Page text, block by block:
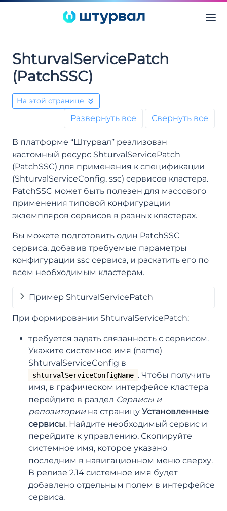
ShturvalServicePatch
(PatchSSC)
На этой странице
Развернуть все Свернуть все
В платформе “Штурвал” реализован
кастомный ресурс ShturvalServicePatch
(PatchSSC) для применения к спецификации
(ShturvalServiceConfig, ssc) сервисов кластера.
PatchSSC может быть полезен для массового
применения типовой конфигурации
экземпляров сервисов в разных кластерах.
Вы можете подготовить один PatchSSC
сервиса, добавив требуемые параметры
конфигурации ssc сервиса, и раскатить его по
всем необходимым кластерам.
Пример ShturvalServicePatch
При формировании ShturvalServicePatch:
требуется задать связанность с сервисом.
Укажите системное имя (name)
ShturvalServiceConfig в
shturvalServiceConfigName . Чтобы получить
имя, в графическом интерфейсе кластера
перейдите в раздел Сервисы и
репозиториина страницу Установленные
сервисы. Найдите необходимый сервис и
перейдите к управлению. Скопируйте
системное имя, которое указано
последним в навигационном меню сверху.
В релизе 2.14 системное имя будет
добавлено отдельным полем в интерфейсе
сервиса.